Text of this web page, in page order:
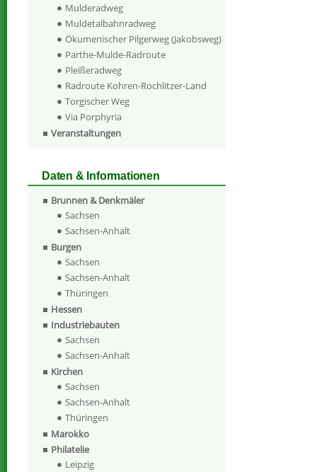
Mulderadweg
Muldetalbahnradweg
Ökumenischer Pilgerweg (Jakobsweg)
Parthe-Mulde-Radroute
Pleißeradweg
Radroute Kohren-Rochlitzer-Land
Torgischer Weg
Via Porphyria
Veranstaltungen
Daten & Informationen
Brunnen & Denkmäler
Sachsen
Sachsen-Anhalt
Burgen
Sachsen
Sachsen-Anhalt
Thüringen
Hessen
Industriebauten
Sachsen
Sachsen-Anhalt
Kirchen
Sachsen
Sachsen-Anhalt
Thüringen
Marokko
Philatelie
Leipzig